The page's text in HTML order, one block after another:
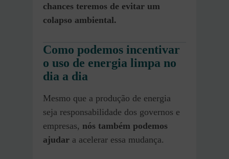
chances teremos de evitar um
colapso ambiental.
Como podemos incentivar
o uso de energia limpa no
dia a dia
Mesmo que a produção de energia
seja responsabilidade dos governos e
empresas, nós também podemos
ajudar a acelerar essa mudança.